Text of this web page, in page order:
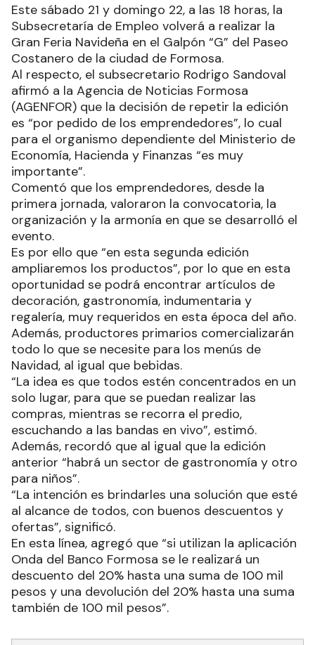
Este sábado 21 y domingo 22, a las 18 horas, la
Subsecretaría de Empleo volverá a realizar la
Gran Feria Navideña en el Galpón “G” del Paseo
Costanero de la ciudad de Formosa.
Al respecto, el subsecretario Rodrigo Sandoval
afirmó a la Agencia de Noticias Formosa
(AGENFOR) que la decisión de repetir la edición
es “por pedido de los emprendedores”, lo cual
para el organismo dependiente del Ministerio de
Economía, Hacienda y Finanzas “es muy
importante”.
Comentó que los emprendedores, desde la
primera jornada, valoraron la convocatoria, la
organización y la armonía en que se desarrolló el
evento.
Es por ello que “en esta segunda edición
ampliaremos los productos”, por lo que en esta
oportunidad se podrá encontrar artículos de
decoración, gastronomía, indumentaria y
regalería, muy requeridos en esta época del año.
Además, productores primarios comercializarán
todo lo que se necesite para los menús de
Navidad, al igual que bebidas.
“La idea es que todos estén concentrados en un
solo lugar, para que se puedan realizar las
compras, mientras se recorra el predio,
escuchando a las bandas en vivo”, estimó.
Además, recordó que al igual que la edición
anterior “habrá un sector de gastronomía y otro
para niños”.
“La intención es brindarles una solución que esté
al alcance de todos, con buenos descuentos y
ofertas”, significó.
En esta línea, agregó que “si utilizan la aplicación
Onda del Banco Formosa se le realizará un
descuento del 20% hasta una suma de 100 mil
pesos y una devolución del 20% hasta una suma
también de 100 mil pesos”.